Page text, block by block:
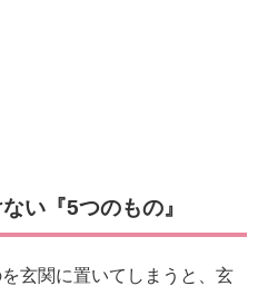
い『5つのもの』
玄関に置いてしまうと、玄